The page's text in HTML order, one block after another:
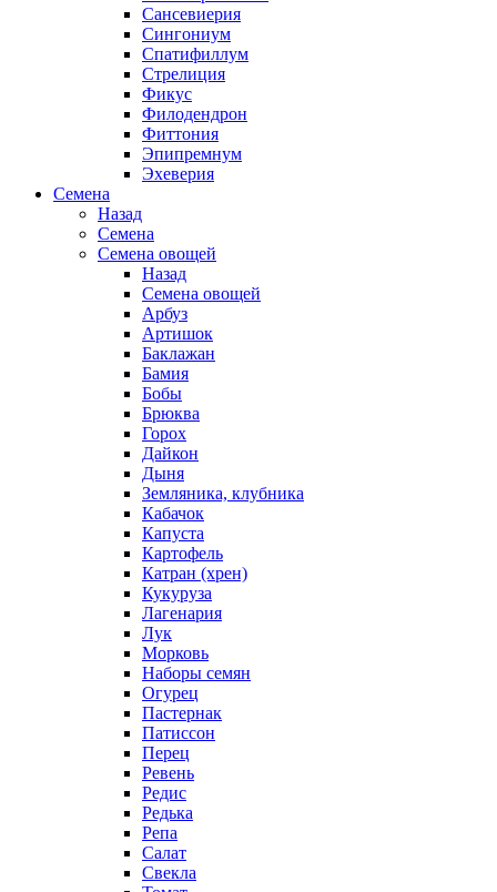
Сансевиерия
Сингониум
Спатифиллум
Стрелиция
Фикус
Филодендрон
Фиттония
Эпипремнум
Эхеверия
Семена
Назад
Семена
Семена овощей
Назад
Семена овощей
Арбуз
Артишок
Баклажан
Бамия
Бобы
Брюква
Горох
Дайкон
Дыня
Земляника, клубника
Кабачок
Капуста
Картофель
Катран (хрен)
Кукуруза
Лагенария
Лук
Морковь
Наборы семян
Огурец
Пастернак
Патиссон
Перец
Ревень
Редис
Редька
Репа
Салат
Свекла